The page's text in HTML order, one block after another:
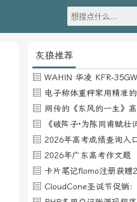
灰狼推荐
《破阵子·为陈同甫赋壮
2026年高考成绩查询入
2026年广东高考作文题
卡片笔记flomo注册获赠
CloudCone圣诞节促销